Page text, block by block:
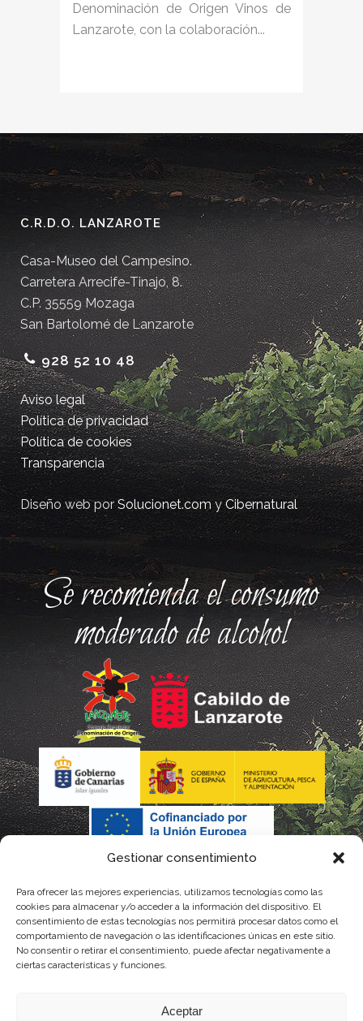
Gestionar consentimiento
Para ofrecer las mejores experiencias, utilizamos tecnologías como las
cookies para almacenar y/o acceder a la información del dispositivo. El
consentimiento de estas tecnologías nos permitirá procesar datos como el
comportamiento de navegación o las identificaciones únicas en este sitio.
No consentir o retirar el consentimiento, puede afectar negativamente a
ciertas características y funciones.
Aceptar
Denominación de Origen Vinos de
Lanzarote, con la colaboración...
C.R.D.O. LANZAROTE
Casa-Museo del Campesino.
Carretera Arrecife-Tinajo, 8.
C.P. 35559 Mozaga
San Bartolomé de Lanzarote
928 52 10 48
Aviso legal
Política de privacidad
Política de cookies
Transparencia
Diseño web porSolucionet.comyCibernatural
Se recomienda el consumo
moderado de alcohol
La gestión de la DOP Lanzarote realizada por este Consejo Regulador es financiada,